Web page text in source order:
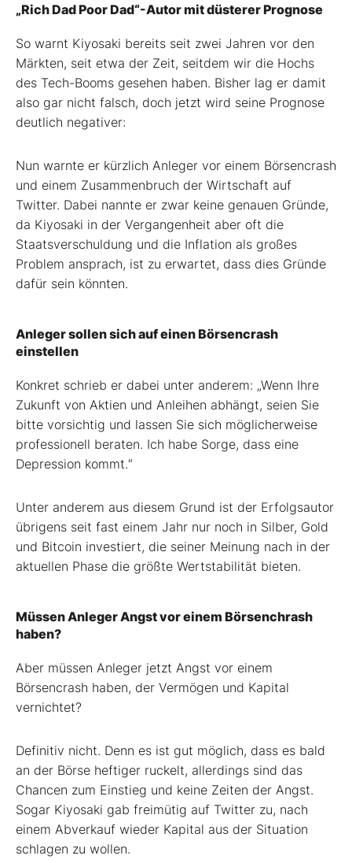
„Rich Dad Poor Dad“-Autor mit düsterer Prognose
So warnt Kiyosaki bereits seit zwei Jahren vor den
Märkten, seit etwa der Zeit, seitdem wir die Hochs
des Tech-Booms gesehen haben. Bisher lag er damit
also gar nicht falsch, doch jetzt wird seine Prognose
deutlich negativer:
Nun warnte er kürzlich Anleger vor einem Börsencrash
und einem Zusammenbruch der Wirtschaft auf
Twitter. Dabei nannte er zwar keine genauen Gründe,
da Kiyosaki in der Vergangenheit aber oft die
Staatsverschuldung und die Inflation als großes
Problem ansprach, ist zu erwartet, dass dies Gründe
dafür sein könnten.
Anleger sollen sich auf einen Börsencrash
einstellen
Konkret schrieb er dabei unter anderem: „Wenn Ihre
Zukunft von Aktien und Anleihen abhängt, seien Sie
bitte vorsichtig und lassen Sie sich möglicherweise
professionell beraten. Ich habe Sorge, dass eine
Depression kommt.“
Unter anderem aus diesem Grund ist der Erfolgsautor
übrigens seit fast einem Jahr nur noch in Silber, Gold
und Bitcoin investiert, die seiner Meinung nach in der
aktuellen Phase die größte Wertstabilität bieten.
Müssen Anleger Angst vor einem Börsenchrash
haben?
Aber müssen Anleger jetzt Angst vor einem
Börsencrash haben, der Vermögen und Kapital
vernichtet?
Definitiv nicht. Denn es ist gut möglich, dass es bald
an der Börse heftiger ruckelt, allerdings sind das
Chancen zum Einstieg und keine Zeiten der Angst.
Sogar Kiyosaki gab freimütig auf Twitter zu, nach
einem Abverkauf wieder Kapital aus der Situation
schlagen zu wollen.